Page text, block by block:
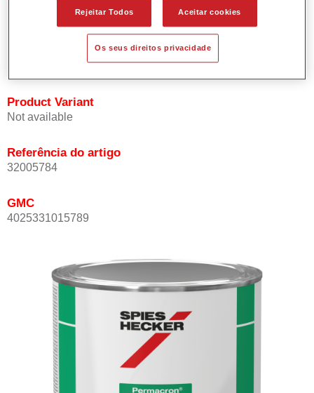
Permite uma aplicação simples e fiável.
O sistema de mistura torna possível preparar todas as
cores exacta e rapidamente.
Pode ser repintado com Permacron Verniz MS.
Product Variant
Not available
Referência do artigo
32005784
GMC
4025331015789
Rejeitar Todos Aceitar cookies
Os seus direitos privacidade